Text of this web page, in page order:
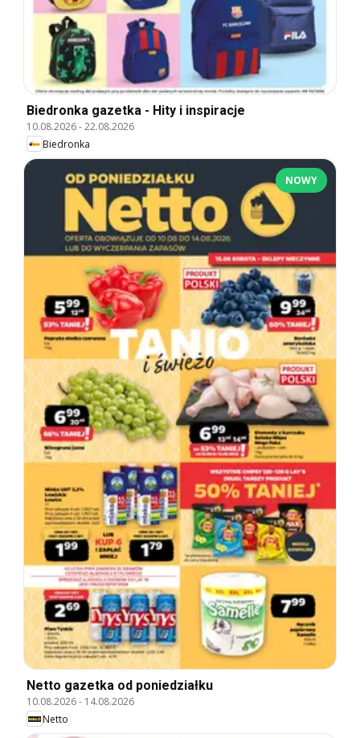
Biedronka gazetka - Hity i inspiracje
10.08.2026-22.08.2026
Biedronka
NOWY
Netto gazetka od poniedziałku
10.08.2026- 14.08.2026
Netto